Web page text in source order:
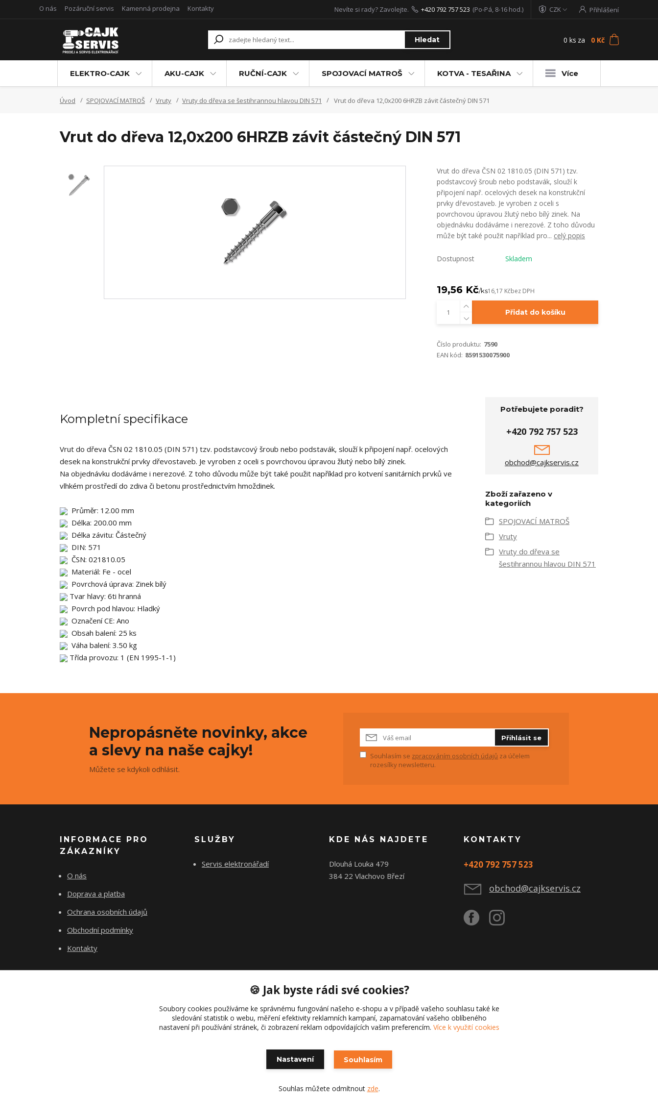
O nás Pozáruční servis Kamenná prodejna Kontakty CZK Přihlášení
Hledat
Nevíte si rady? Zavolejte. +420 792 757 523 (Po-Pá, 8-16 hod.)
0 ks za 0 Kč
ELEKTRO-CAJK AKU-CAJK RUČNÍ-CAJK SPOJOVACÍ MATROŠ KOTVA - TESAŘINA Více
Úvod SPOJOVACÍ MATROŠ Vruty Vruty do dřeva se šestihrannou hlavou DIN 571 Vrut do dřeva 12,0x200 6HRZB závit částečný DIN 571
Vrut do dřeva 12,0x200 6HRZB závit částečný DIN 571
Vrut do dřeva ČSN 02 1810.05 (DIN 571) tzv.
podstavcový šroub nebo podstavák, slouží k
připojení např. ocelových desek na konstrukční
prvky dřevostaveb. Je vyroben z oceli s
povrchovou úpravou žlutý nebo bílý zinek. Na
objednávku dodáváme i nerezové. Z toho důvodu
může být také použit například pro... celý popis
Dostupnost Skladem
19,56 Kč/ks16,17 Kčbez DPH
Přidat do košíku
Číslo produktu: 7590
EAN kód: 8591530075900
Kompletní specifikace
Vrut do dřeva ČSN 02 1810.05 (DIN 571) tzv. podstavcový šroub nebo podstavák, slouží k připojení např. ocelových
desek na konstrukční prvky dřevostaveb. Je vyroben z oceli s povrchovou úpravou žlutý nebo bílý zinek.
Na objednávku dodáváme i nerezové. Z toho důvodu může být také použit například pro kotvení sanitárních prvků ve
vlhkém prostředí do zdiva či betonu prostřednictvím hmoždinek.
Průměr: 12.00 mm
Délka: 200.00 mm
Délka závitu: Částečný
DIN: 571
ČSN: 021810.05
Materiál: Fe - ocel
Povrchová úprava: Zinek bílý
Tvar hlavy: 6ti hranná
Povrch pod hlavou: Hladký
Označení CE: Ano
Obsah balení: 25 ks
Váha balení: 3.50 kg
Třída provozu: 1 (EN 1995-1-1)
Potřebujete poradit?
+420 792 757 523
obchod@cajkservis.cz
Zboží zařazeno v
kategoriích
SPOJOVACÍ MATROŠ
Vruty
Vruty do dřeva se
šestihrannou hlavou DIN 571
Nepropásněte novinky, akce
a slevy na naše cajky!
Můžete se kdykoli odhlásit.
Přihlásit se
Souhlasím se zpracováním osobních údajů za účelem
rozesílky newsletteru.
INFORMACE PRO
ZÁKAZNÍKY
O nás
Doprava a platba
Ochrana osobních údajů
Obchodní podmínky
Kontakty
SLUŽBY
Servis elektronářadí
KDE NÁS NAJDETE
Dlouhá Louka 479
384 22 Vlachovo Březí
KONTAKTY
+420 792 757 523
obchod@cajkservis.cz
Copyright © 2021 Cajk servis Profortel
🍪 Jak byste rádi své cookies?
Soubory cookies používáme ke správnému fungování našeho e-shopu a v případě vašeho souhlasu také ke
sledování statistik o webu, měření efektivity reklamních kampaní, zapamatování vašeho oblíbeného
nastavení při používání stránek, či zobrazení reklam odpovídajících vašim preferencím. Více k využití cookies
Nastavení Souhlasím
Souhlas můžete odmítnout zde.